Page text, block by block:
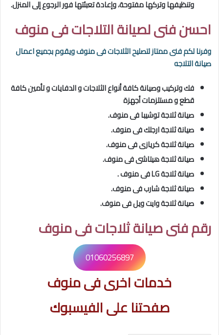
وتنظيفها وتركها مفتوحة، وإعادة تعبئتها فور الرجوع إلى المنزل.
احسن فنى لصيانة التلاجات فى منوف
وفرنا لكم فنى ممتاز لتصليح الثلاجات فى منوفويقوم بجميع اعمال
صيانة التلاجه
فك وتركيب وصيانة كافة أنواع الثلاجات و الدفايات و تأمين كافة
قطع و مستلزمات أجهزة
صيانة ثلاجة توشيبا فى منوف.
صيانة ثلاجة ارجلك فى منوف.
صيانة ثلاجة كريازى فى منوف.
صيانة ثلاجة هيتاشى فى منوف.
صيانة ثلاجة LG فى منوف .
صيانة ثلاجة شارب فى منوف.
صيانة ثلاجة وايت ويل فى منوف.
رقم فنى صيانة ثلاجات فى منوف
01060256897
خدمات اخرى فى منوف
صفحتنا على الفيسبوك